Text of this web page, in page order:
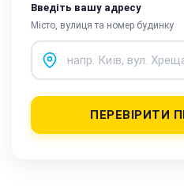
Введіть вашу адресу
Місто, вулиця та номер будинку
ПЕРЕВІРИТИ